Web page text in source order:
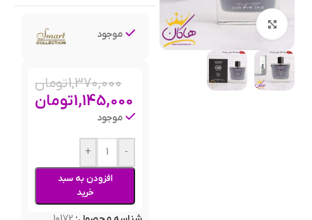
بزرگنمایی تصویر
موجود
1,370,000تومان
1,145,000تومان
موجود
-
+
افزودن به سبد
خرید